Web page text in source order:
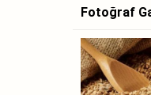
Fotoğraf